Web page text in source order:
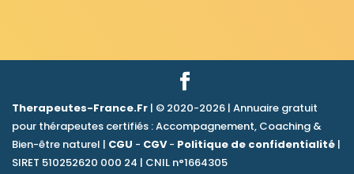
Therapeutes-France.Fr | © 2020-2026 | Annuaire gratuit
pour thérapeutes certifiés : Accompagnement, Coaching &
Bien-être naturel | CGU - CGV- Politique de confidentialité |
SIRET 510252620 000 24 | CNIL n°1664305